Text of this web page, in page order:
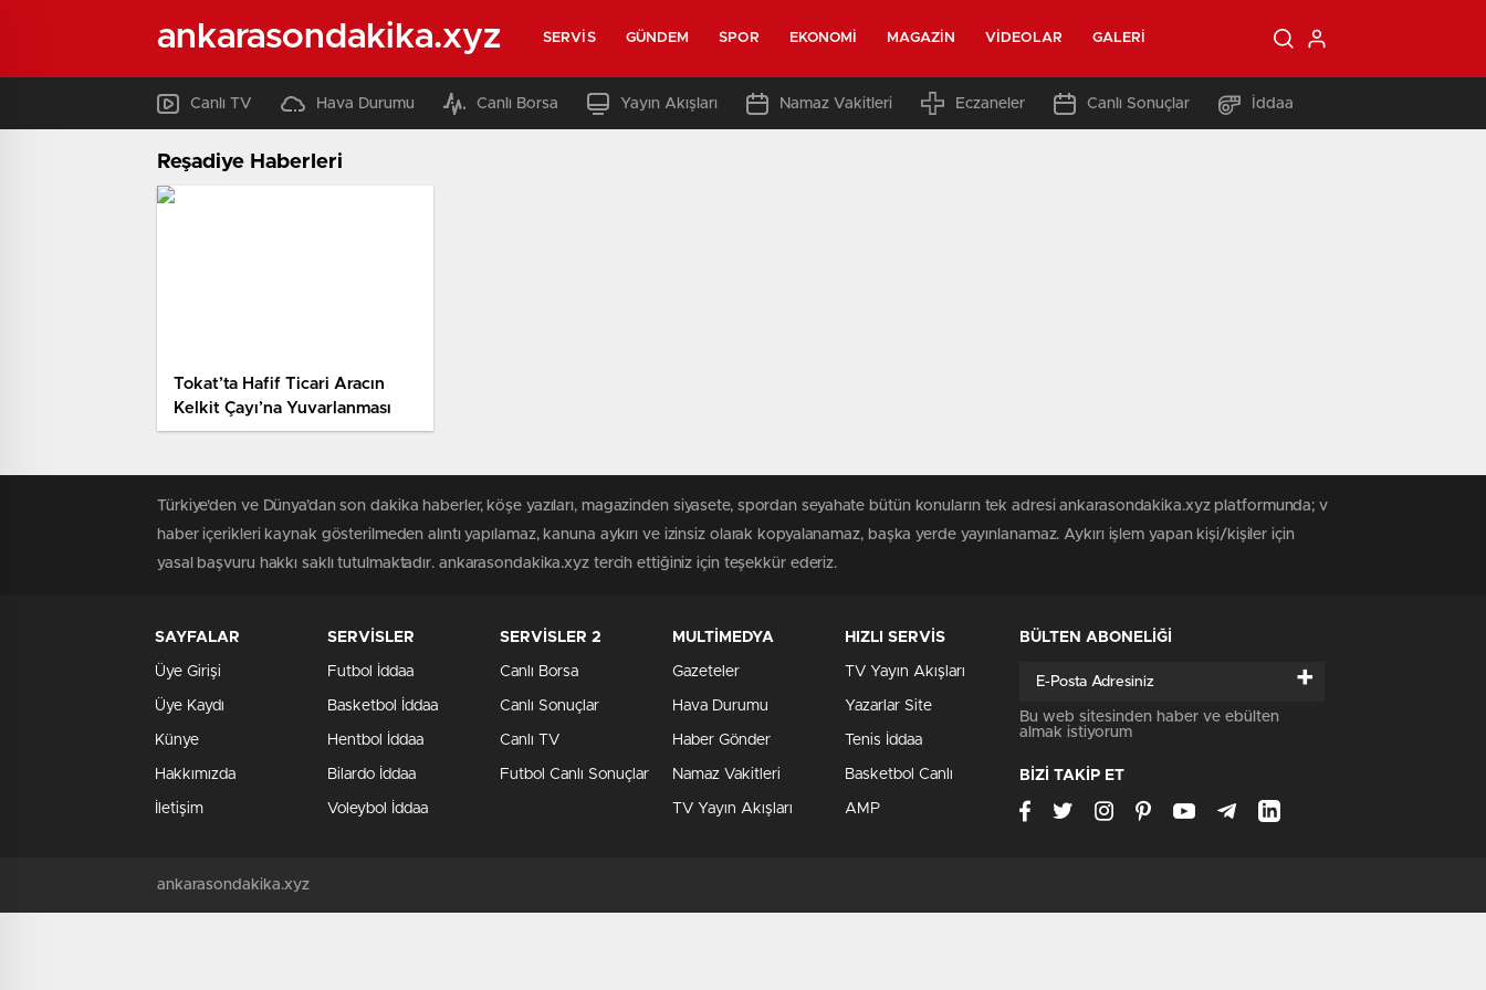
ankarasondakika.xyz SERVIS GÜNDEM SPOR EKONOMI MAGAZIN VIDEOLAR GALERI
Canlı TV Hava Durumu Canlı Borsa Yayın Akışları Namaz Vakitleri Eczaneler Canlı Sonuçlar İddaa
Reşadiye Haberleri
Tokat’ta Hafif Ticari Aracın
Kelkit Çayı’na Yuvarlanması
Türkiye'den ve Dünya’dan son dakika haberler, köşe yazıları, magazinden siyasete, spordan seyahate bütün konuların tek adresi ankarasondakika.xyz platformunda; v
haber içerikleri kaynak gösterilmeden alıntı yapılamaz, kanuna aykırı ve izinsiz olarak kopyalanamaz, başka yerde yayınlanamaz. Aykırı işlem yapan kişi/kişiler için
yasal başvuru hakkı saklı tutulmaktadır. ankarasondakika.xyz tercih ettiğiniz için teşekkür ederiz.
SAYFALAR
Üye Girişi
Üye Kaydı
Künye
Hakkımızda
İletişim
SERVİSLER
Futbol İddaa
Basketbol İddaa
Hentbol İddaa
Bilardo İddaa
Voleybol İddaa
SERVİSLER 2
Canlı Borsa
Canlı Sonuçlar
Canlı TV
Futbol Canlı Sonuçlar
MULTİMEDYA
Gazeteler
Hava Durumu
Haber Gönder
Namaz Vakitleri
TV Yayın Akışları
HIZLI SERVİS
TV Yayın Akışları
Yazarlar Site
Tenis İddaa
Basketbol Canlı
AMP
BÜLTEN ABONELİĞİ
+
Bu web sitesinden haber ve ebülten
almak istiyorum
BİZİ TAKİP ET
ankarasondakika.xyz